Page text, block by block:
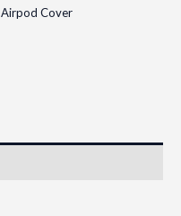
Airpod Cover